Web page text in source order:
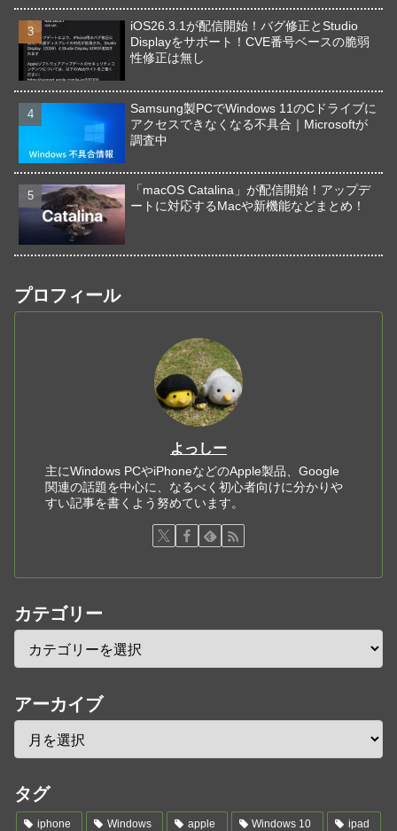
iOS26.3.1が配信開始！バグ修正とStudio
Displayをサポート！CVE番号ベースの脆弱
性修正は無し
Samsung製PCでWindows 11のCドライブに
アクセスできなくなる不具合｜Microsoftが
調査中
「macOS Catalina」が配信開始！アップデ
ートに対応するMacや新機能などまとめ！
プロフィール
よっしー
主にWindows PCやiPhoneなどのApple製品、Google
関連の話題を中心に、なるべく初心者向けに分かりや
すい記事を書くよう努めています。
カテゴリー
アーカイブ
タグ
iphone Windows apple Windows 10 ipad